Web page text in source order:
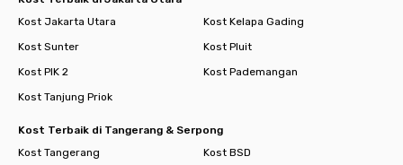
Kost Jakarta Utara
Kost Kelapa Gading
Kost Sunter
Kost Pluit
Kost PIK 2
Kost Pademangan
Kost Tanjung Priok
Kost Terbaik di Tangerang & Serpong
Kost Tangerang
Kost BSD